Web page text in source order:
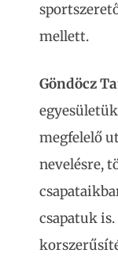
mellett.
Göndöcz
megfelelő
nevelésre,
csapatuk